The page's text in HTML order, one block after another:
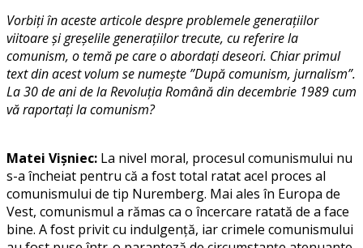
Vorbiți în aceste articole despre problemele generațiilor
viitoare și greșelile generațiilor trecute, cu referire la
comunism, o temă pe care o abordați deseori. Chiar primul
text din acest volum se numește ”După comunism, jurnalism”.
La 30 de ani de la Revoluţia Română din decembrie 1989 cum
vă raportați la comunism?
Matei Vișniec: La nivel moral, procesul comunismului nu
s-a încheiat pentru că a fost total ratat acel proces al
comunismului de tip Nuremberg. Mai ales în Europa de
Vest, comunismul a rămas ca o încercare ratată de a face
bine. A fost privit cu indulgență, iar crimele comunismului